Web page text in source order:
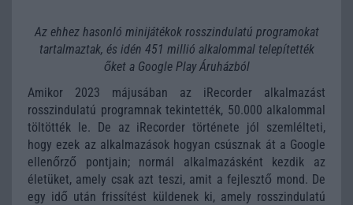
Az ehhez hasonló minijátékok rosszindulatú programokat
tartalmaztak, és idén 451 millió alkalommal telepítették
őket a Google Play Áruházból
Amikor 2023 májusában az iRecorder alkalmazást
rosszindulatú programnak tekintették, 50.000 alkalommal
töltötték le. De az iRecorder története jól szemlélteti,
hogy ezek az alkalmazások hogyan csúsznak át a Google
ellenőrző pontjain; normál alkalmazásként kezdik az
életüket, amely csak azt teszi, amit a fejlesztő mond. De
egy idő után frissítést küldenek ki, amely rosszindulatú